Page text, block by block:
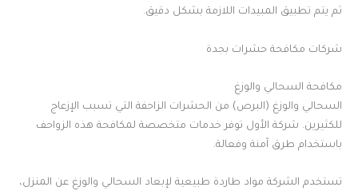
ثم يتم تطبيق المبيدات اللازمة بشكل دقيق.
شركات مكافحة حشرات بجدة
مكافحة السحالي والوزغ
السحالي والوزغ (البرص) من الحشرات الزاحفة التي تسبب الإزعاج
للكثيرين. شركة الأول توفر خدمات متخصصة لمكافحة هذه الزواحف
باستخدام طرق آمنة وفعالة.
تستخدم الشركة مواد طاردة طبيعية لإبعاد السحالي والوزغ عن المنزل،